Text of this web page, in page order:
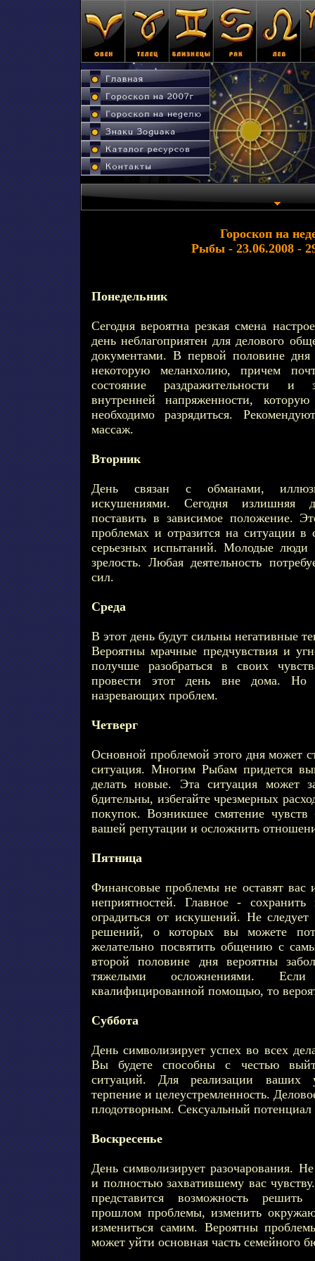
Гороскоп на
Рыбы - 23.06.2008 -
Понедельник
Сегодня вероятна резкая смена
день неблагоприятен для делового
документами. В первой половине дня
некоторую меланхолию, причем
состояние раздражительности и
внутренней напряженности,
необходимо разрядиться.
массаж.
Вторник
День связан с обманами,
искушениями. Сегодня излишняя
поставить в зависимое положение.
проблемах и отразится на ситуации в
серьезных испытаний. Молодые люди
зрелость. Любая деятельность
сил.
Среда
В этот день будут сильны негативные
Вероятны мрачные предчувствия и
получше разобраться в своих
провести этот день вне дома.
назревающих проблем.
Четверг
Основной проблемой этого дня может
ситуация. Многим Рыбам придется
делать новые. Эта ситуация может
бдительны, избегайте чрезмерных
покупок. Возникшее смятение чувств
вашей репутации и осложнить
Пятница
Финансовые проблемы не оставят вас
неприятностей. Главное - сохранить
оградиться от искушений. Не следует
решений, о которых вы можете
желательно посвятить общению с
второй половине дня вероятны
тяжелыми осложнениями.
квалифицированной помощью, то
Суббота
День символизирует успех во всех
Вы будете способны с честью
ситуаций. Для реализации ваших
терпение и целеустремленность.
плодотворным. Сексуальный
Воскресенье
День символизирует разочарования.
и полностью захватившему вас
представится возможность
прошлом проблемы, изменить
измениться самим. Вероятны
может уйти основная часть семейного